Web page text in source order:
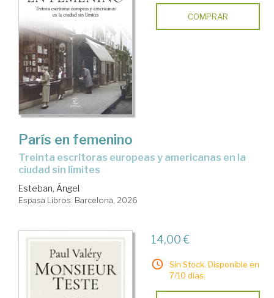
COMPRAR
París en femenino
Treinta escritoras europeas y americanas en la
ciudad sin límites
Esteban, Ángel
Espasa Libros. Barcelona, 2026
14,00 €
Sin Stock. Disponible en
7/10 días.